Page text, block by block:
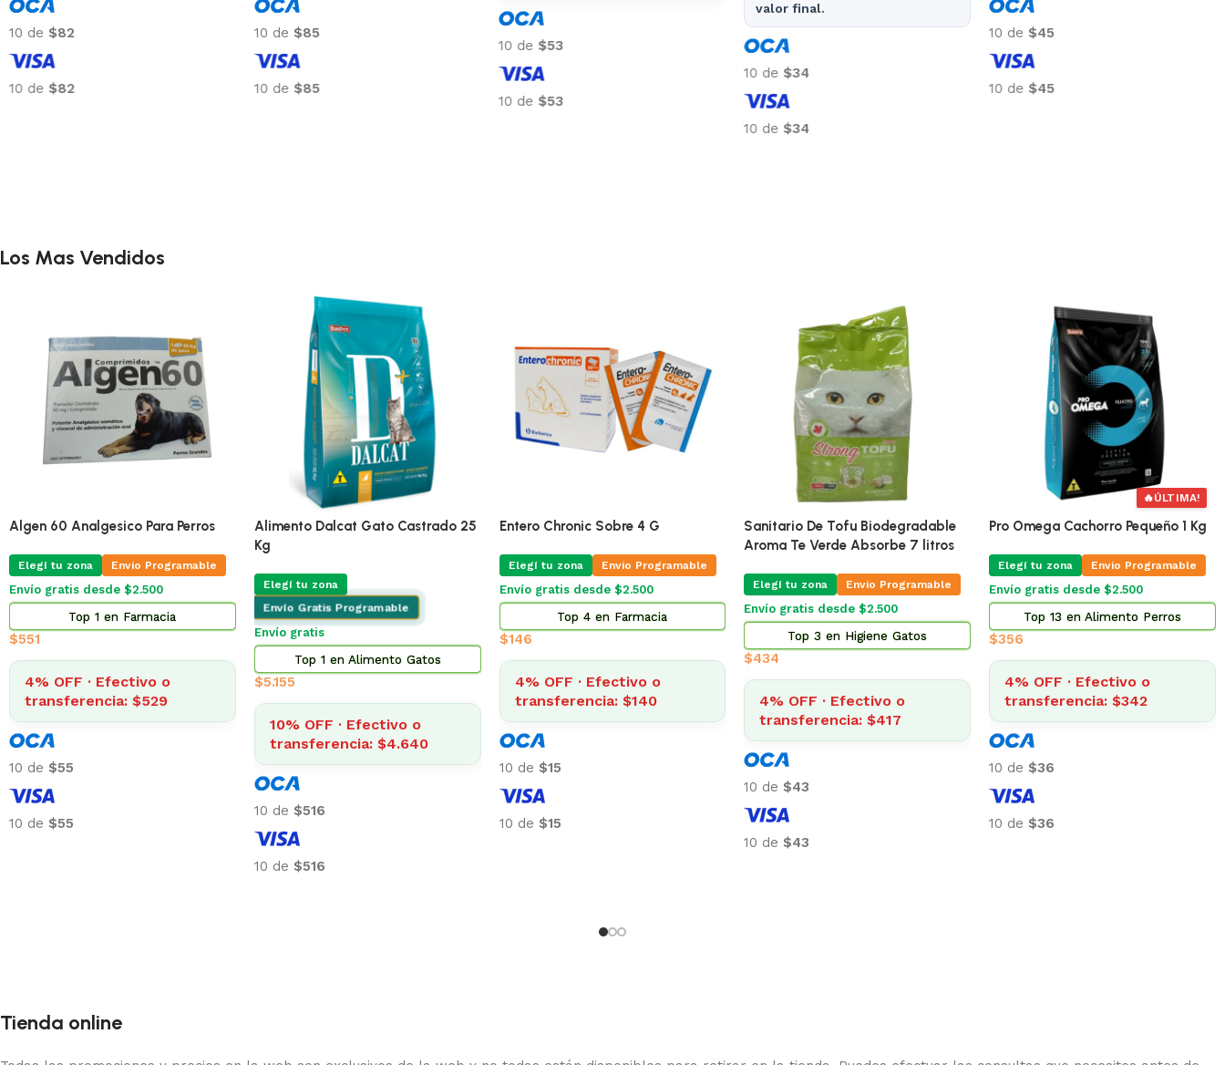
10 de $82
10 de $82
10 de $85
10 de $85
10 de $53
10 de $53
valor final.
10 de $34
10 de $34
10 de $45
10 de $45
Los Mas Vendidos
Pro Omega Cachorro Pequeño 3 Kg
Elegí tu zona Envio Programable
Envío gratis desde $2.500
Top 2 en Alimento Perros
$873
4% OFF · Efectivo o
transferencia: $838
10 de$87
10 de$87
Adipred Prednisolna 20 Mg Blister
Elegí tu zona
Envío gratis desde $2.500
322
4% OFF · Efectivo o
transferencia: $309
10 de
10 de
Pro Omega Cachorro Raza Grande
Elegí tu zona
Envío Gratis Programable
Envío gratis
4% OFF · Efectivo o
transferencia: $3.057
10 de
10 de
Alimento Para Gatos Equilibrio
Adultos 7.5 Kg
Elegí tu zona Envio Programable
Envío gratis desde $2.500
Top 5 en Alimento Gatos
$2.014
4% OFF · Efectivo o
transferencia: $1.934
10 de$201
10 de$201
Toracard Torasemida 0,6 % 10 Ml
Elegí tu zona Envio Programable
Envío gratis desde $2.500
Top 2 en Farmacia
$1.000
4% OFF · Efectivo o
transferencia: $960
10 de$100
10 de$100
Tienda online